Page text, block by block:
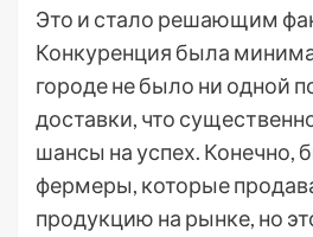
Это и стало решающим
Конкуренция была
городе не было ни одной
доставки, что
шансы на успех. Конечно,
фермеры, которые
продукцию на рынке, но